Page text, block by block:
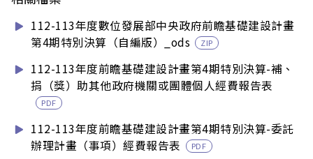
112-113年度數位發展部中央政府前瞻基礎建設計畫
第4期特別決算（自編版）_ods
ZIP
112-113年度前瞻基礎建設計畫第4期特別決算-補、
捐（獎）助其他政府機關或團體個人經費報告表
PDF
112-113年度前瞻基礎建設計畫第4期特別決算-委託
辦理計畫（事項）經費報告表
PDF